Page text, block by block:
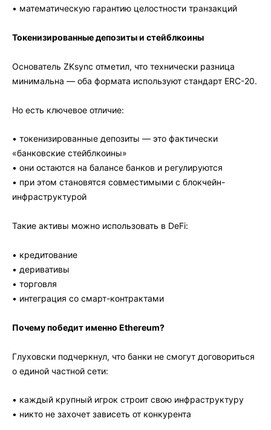
• математическую гарантию целостности транзакций
Токенизированные депозиты и стейблкоины
Основатель ZKsync отметил, что технически разница
минимальна — оба формата используют стандарт ERC-20.
Но есть ключевое отличие:
• токенизированные депозиты — это фактически
«банковские стейблкоины»
• они остаются на балансе банков и регулируются
• при этом становятся совместимыми с блокчейн-
инфраструктурой
Такие активы можно использовать в DeFi:
• кредитование
• деривативы
• торговля
• интеграция со смарт-контрактами
Почему победит именно Ethereum?
Глуховски подчеркнул, что банки не смогут договориться
о единой частной сети:
• каждый крупный игрок строит свою инфраструктуру
• никто не захочет зависеть от конкурента